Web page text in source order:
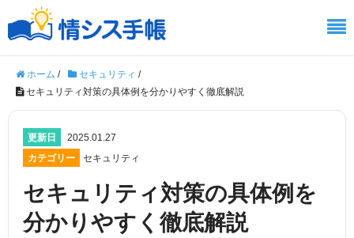
ホーム / セキュリティ /
セキュリティ対策の具体例を分かりやすく徹底解説
更新日
2025.01.27
カテゴリー
セキュリティ
セキュリティ対策の具体例を
分かりやすく徹底解説